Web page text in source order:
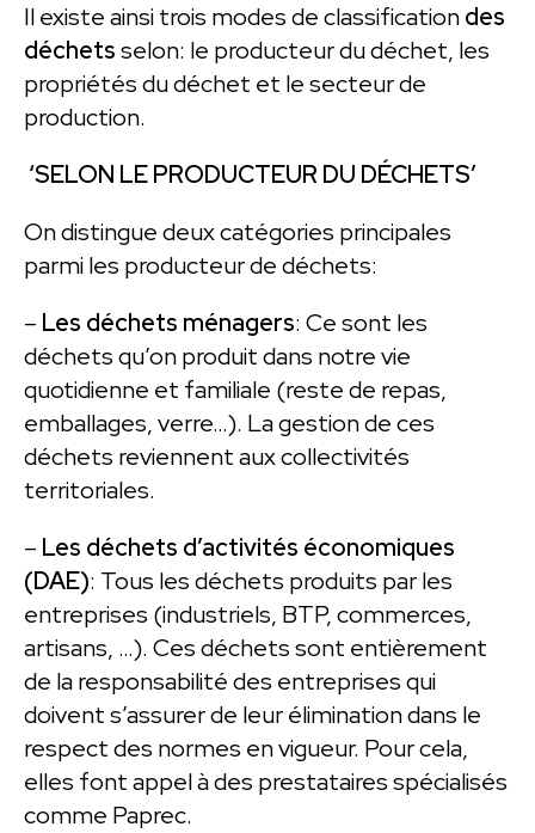
Il existe ainsi trois modes de classificationdes
déchetsselon: le producteur du déchet, les
propriétés du déchet et le secteur de
production.
‘SELON LE PRODUCTEUR DU DÉCHETS’
On distingue deux catégories principales
parmi les producteur de déchets:
– Les déchets ménagers: Ce sont les
déchets qu’on produit dans notre vie
quotidienne et familiale (reste de repas,
emballages, verre…). La gestion de ces
déchets reviennent aux collectivités
territoriales.
– Les déchets d’activités économiques
(DAE): Tous les déchets produits par les
entreprises (industriels, BTP, commerces,
artisans, …). Ces déchets sont entièrement
de la responsabilité des entreprises qui
doivent s’assurer de leur élimination dans le
respect des normes en vigueur. Pour cela,
elles font appel à des prestataires spécialisés
comme Paprec.